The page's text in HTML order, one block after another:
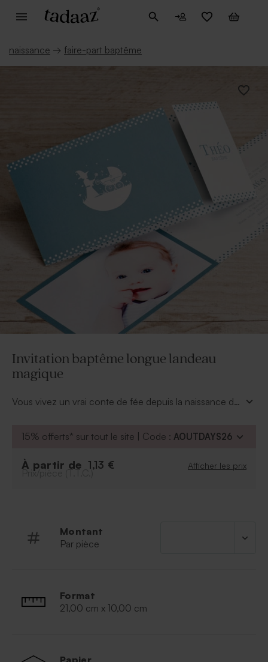
naissance → faire-part baptême
Invitation baptême longue landeau
magique
Vous vivez un vrai conte de fée depuis la naissance de
tous vos proches soient présents pour l'occasion.
magiquepour les informer des détails (date et lieu).
15% offerts* sur tout le site | Code : AOUTDAYS26
À partir de 1,13 € Afficher les prix
Prix/pièce (T.T.C.)
Montant
Par pièce
Format
21,00 cm x 10,00 cm